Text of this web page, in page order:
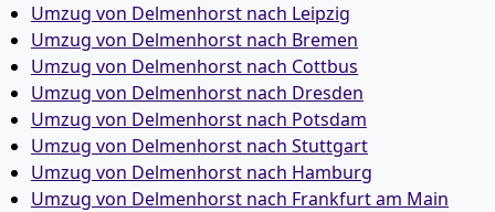
Umzug von Delmenhorst nach Leipzig
Umzug von Delmenhorst nach Bremen
Umzug von Delmenhorst nach Cottbus
Umzug von Delmenhorst nach Dresden
Umzug von Delmenhorst nach Potsdam
Umzug von Delmenhorst nach Stuttgart
Umzug von Delmenhorst nach Hamburg
Umzug von Delmenhorst nach Frankfurt am Main